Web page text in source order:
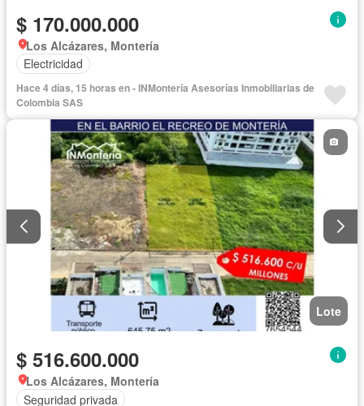
$ 170.000.000
Los Alcázares, Montería
Electricidad
Hace 4 días, 15 horas en - INMontería Asesorías Inmobiliarias de
Colombia SAS
Lote
$ 516.600.000
Los Alcázares, Montería
Seguridad privada